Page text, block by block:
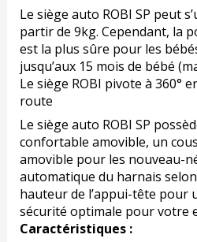
Le siège auto ROBI SP peut
partir de 9kg. Cependant, la
est la plus sûre pour les
jusqu’aux 15 mois de bébé
Le siège ROBI pivote à 360°
route
Le siège auto ROBI SP
confortable amovible, un
amovible pour les nouveau-
automatique du harnais
hauteur de l’appui-tête pour
sécurité optimale pour votre
Caractéristiques :